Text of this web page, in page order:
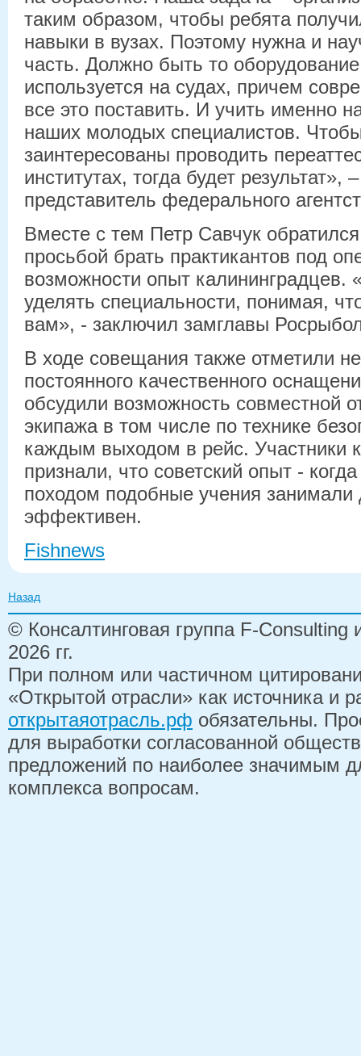
таким образом, чтобы ребята
навыки в вузах. Поэтому нужна и
часть. Должно быть то
используется на судах, причем
все это поставить. И учить именно
наших молодых специалистов.
заинтересованы проводить
институтах, тогда будет результат»,
представитель федерального
Вместе с тем Петр Савчук
просьбой брать практикантов под
возможности опыт калининградцев.
уделять специальности, понимая,
вам», - заключил замглавы
В ходе совещания также отметили
постоянного качественного
обсудили возможность совместной
экипажа в том числе по технике
каждым выходом в рейс. Участники
признали, что советский опыт -
походом подобные учения
эффективен.
Fishnews
Назад
© Консалтинговая группа F-
2026 гг.
При полном или частичном
«Открытой отрасли» как источника и
открытаяотрасль.рф обязательны.
для выработки согласованной
предложений по наиболее значимым
комплекса вопросам.